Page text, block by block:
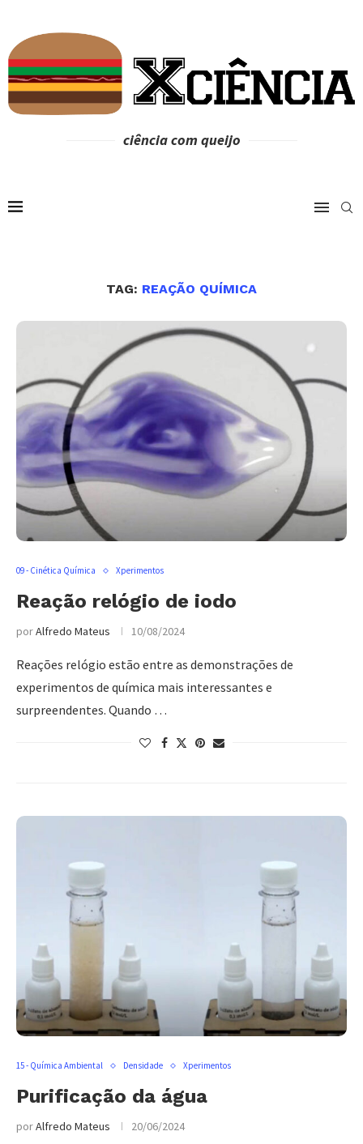
ciência com queijo
TAG: REAÇÃO QUÍMICA
09 - Cinética Química Xperimentos
Reação relógio de iodo
porAlfredo Mateus 10/08/2024
Reações relógio estão entre as demonstrações de
experimentos de química mais interessantes e
surpreendentes. Quando …
15 - Química Ambiental Densidade Xperimentos
Purificação da água
porAlfredo Mateus 20/06/2024